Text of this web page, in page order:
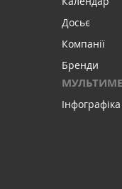
Досьє
Компанії
Бренди
Інфографіка